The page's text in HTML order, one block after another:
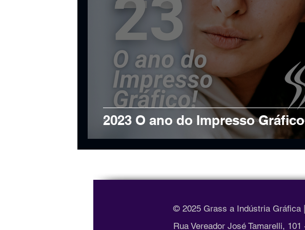
2023 O ano do Impresso Gráfico
© 2025 Grass a Indústria Gráfica
Rua Vereador José Tamarelli,